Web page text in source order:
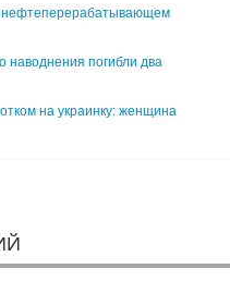
наводнения погибли два
на украинку: женщина